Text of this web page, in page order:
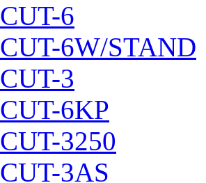
6
6W/STAND
3
6KP
3250
3AS